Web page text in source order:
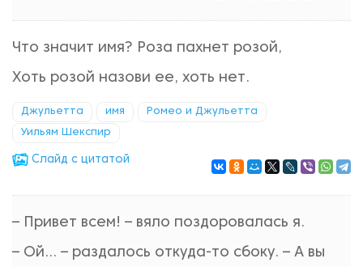
Что значит имя? Роза пахнет розой,
Хоть розой назови ее, хоть нет.
Джульетта имя Ромео и Джульетта
Уильям Шекспир
Cлайд с цитатой
– Привет всем! – вяло поздоровалась я.
– Ой… – раздалось откуда-то сбоку. – А вы